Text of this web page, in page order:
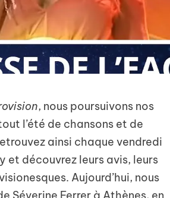
, nous poursuivons nos
l’été de chansons et de
ainsi chaque vendredi
et découvrez leurs avis, leurs
Aujourd’hui, nous